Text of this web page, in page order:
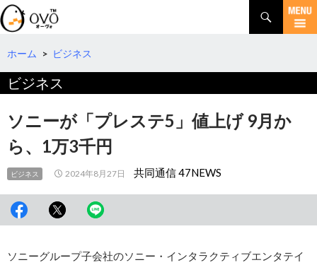
検
索
コ
テ
へ
ホーム > ビジネス
ビジネス
ソニーが「プレステ5」値上げ 9月か
ら、1万3千円
ビジネス 2024年8月27日 共同通信 47NEWS
ソニーグループ子会社のソニー・インタラクティブエンタテイ